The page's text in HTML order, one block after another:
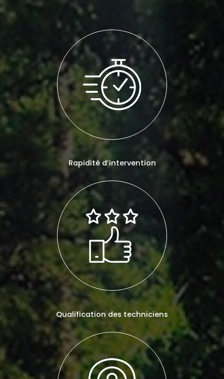
Rapidité d’intervention
Qualification des techniciens